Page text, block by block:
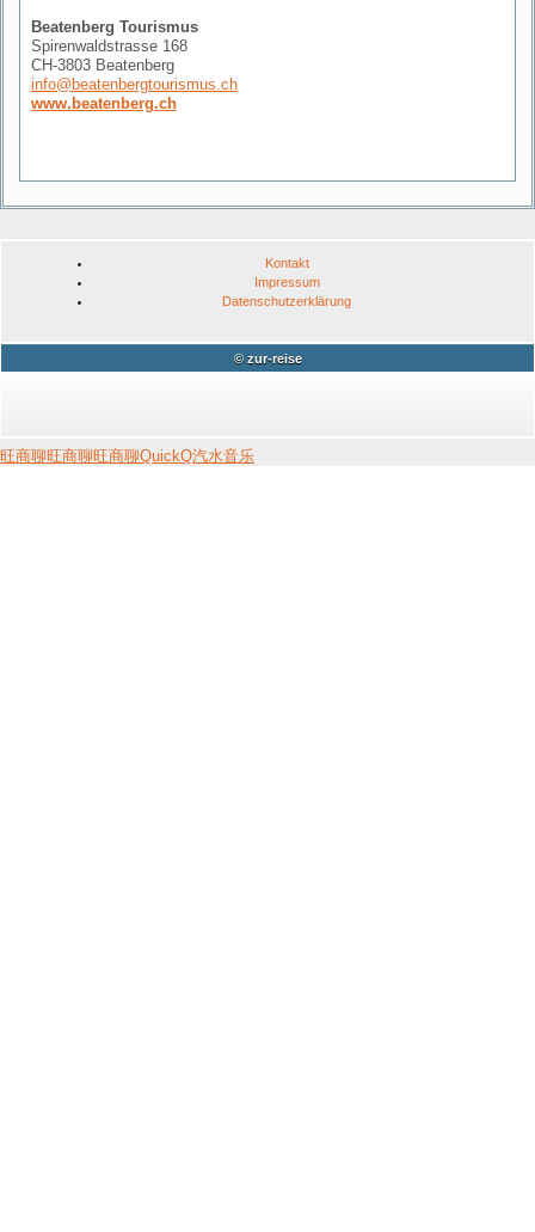
Beatenberg Tourismus
Spirenwaldstrasse 168
CH-3803 Beatenberg
info@beatenbergtourismus.ch
www.beatenberg.ch
Kontakt
Impressum
Datenschutzerklärung
© zur-reise
旺商聊旺商聊旺商聊QuickQ汽水音乐